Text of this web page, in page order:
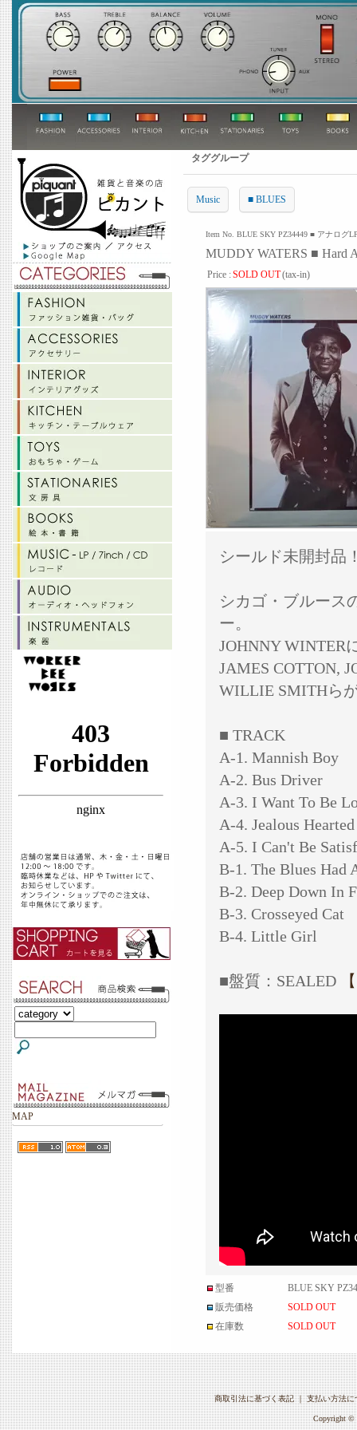
MAP
タググループ
Music ■ BLUES
Item No. BLUE SKY PZ34449 ■ アナログ
MUDDY WATERS ■ Hard
Price :SOLD OUT(tax-in)
シールド未開封品
シカゴ・ブルース
ー。
JOHNNY WINTER
JAMES COTTON,
WILLIE SMITHら
■ TRACK
A-1. Mannish Boy
A-2. Bus Driver
A-3. I Want To Be
A-4. Jealous
A-5. I Can't Be
B-1. The Blues Had
B-2. Deep Down In
B-3. Crosseyed Cat
B-4. Little Girl
■盤質：SEALED
型番
BLUE SKY
販売価格
SOLD OUT
在庫数
SOLD OUT
商取引法に基づく表記｜支払い方法に
Copyright ©